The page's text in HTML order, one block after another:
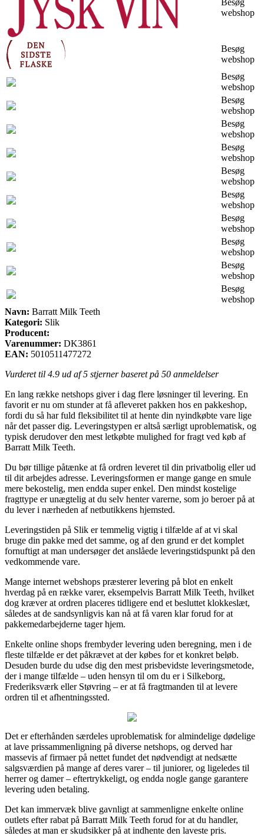
webshop
Besøg
webshop
Besøg
webshop
Besøg
webshop
Besøg
webshop
Besøg
webshop
Besøg
webshop
Besøg
webshop
Besøg
webshop
Besøg
webshop
Besøg
webshop
Besøg
webshop
Navn: Barratt Milk Teeth
Kategori: Slik
Producent:
Varenummer: DK3861
EAN: 5010511477272
Vurderet til 4.9 ud af 5 stjerner baseret på 50 anmeldelser
En lang række netshops giver i dag flere løsninger til levering. En
favorit er nu om stunder at få afleveret pakken hos en pakkeshop,
fordi du så har fuld fleksibilitet til at hente din nyindkøbte vare lige
når det passer dig. Leveringstypen er altså særligt uproblematisk, og
typisk derudover den mest letkøbte mulighed for fragt ved køb af
Barratt Milk Teeth.
Du bør tillige påtænke at få ordren leveret til din privatbolig eller ud
til dit arbejdes adresse. Leveringsformen er mange gange en smule
mere bekostelig, men endda super enkel. Den mindst kostelige
fragttype er unægtelig at du selv henter varerne, som jo beroer på at
du lever i nærheden af netbutikkens hjemsted.
Leveringstiden på Slik er temmelig vigtig i tilfælde af at vi skal
bruge din pakke med det samme, og af den grund er det komplet
fornuftigt at man undersøger det anslåede leveringstidspunkt på den
vedkommende vare.
Mange internet webshops præsterer levering på blot en enkelt
hverdag på en række varer, eksempelvis Barratt Milk Teeth, hvilket
dog kræver at ordren placeres tidligere end et besluttet klokkeslæt,
således at de sandsynligvis kan nå at få varen klar forud for at
pakkemedarbejderne tager hjem.
Enkelte online shops frembyder levering uden beregning, men i de
fleste tilfælde er det påkrævet at der købes for et konkret beløb.
Desuden burde du udse dig den mest prisbevidste leveringsmetode,
der i mange tilfælde – uden hensyn til om du er i Silkeborg,
Frederiksværk eller Støvring – er at få fragtmanden til at levere
ordren til et afhentningssted.
Det er efterhånden særdeles uproblematisk for almindelige dødelige
at lave prissammenligning på diverse netshops, og derved har
massevis af firmaer på nettet fundet det nødvendigt at nedsætte
salgsværdien på mange af deres varer – til juniorer, og ligeledes til
herrer og damer – eftertrykkeligt, og endda nogle gange garantere
levering uden betaling.
Det kan immervæk blive gavnligt at sammenligne enkelte online
outlets efter rabat på Barratt Milk Teeth forud for at du handler,
således at man er skudsikker på at indhente den laveste pris.